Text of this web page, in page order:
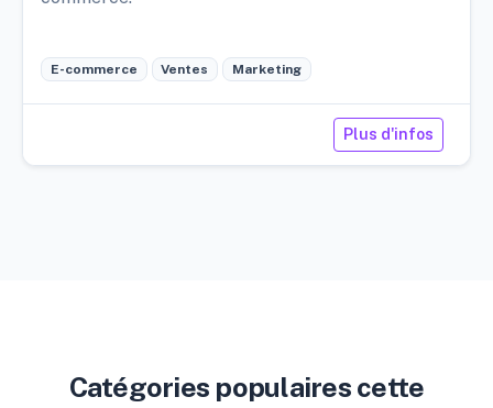
E-commerce Ventes Marketing
Plus d'infos
Catégories populaires cette